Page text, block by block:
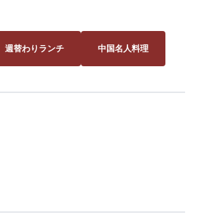
週替わりランチ 中国名人料理